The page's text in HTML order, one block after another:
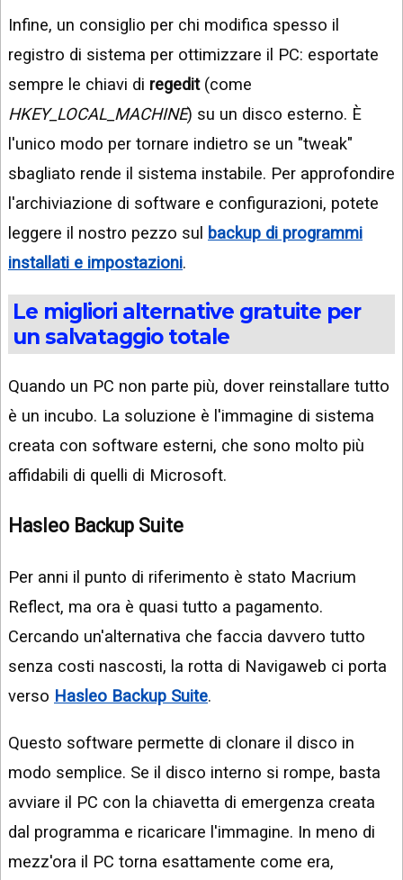
Infine, un consiglio per chi modifica spesso il
registro di sistema per ottimizzare il PC: esportate
sempre le chiavi di regedit(come
HKEY_LOCAL_MACHINE) su un disco esterno. È
l'unico modo per tornare indietro se un "tweak"
sbagliato rende il sistema instabile. Per approfondire
l'archiviazione di software e configurazioni, potete
leggere il nostro pezzo sul backup di programmi
installati e impostazioni.
Le migliori alternative gratuite per
un salvataggio totale
Quando un PC non parte più, dover reinstallare tutto
è un incubo. La soluzione è l'immagine di sistema
creata con software esterni, che sono molto più
affidabili di quelli di Microsoft.
Hasleo Backup Suite
Per anni il punto di riferimento è stato Macrium
Reflect, ma ora è quasi tutto a pagamento.
Cercando un'alternativa che faccia davvero tutto
senza costi nascosti, la rotta di Navigaweb ci porta
verso Hasleo Backup Suite.
Questo software permette di clonare il disco in
modo semplice. Se il disco interno si rompe, basta
avviare il PC con la chiavetta di emergenza creata
dal programma e ricaricare l'immagine. In meno di
mezz'ora il PC torna esattamente come era,